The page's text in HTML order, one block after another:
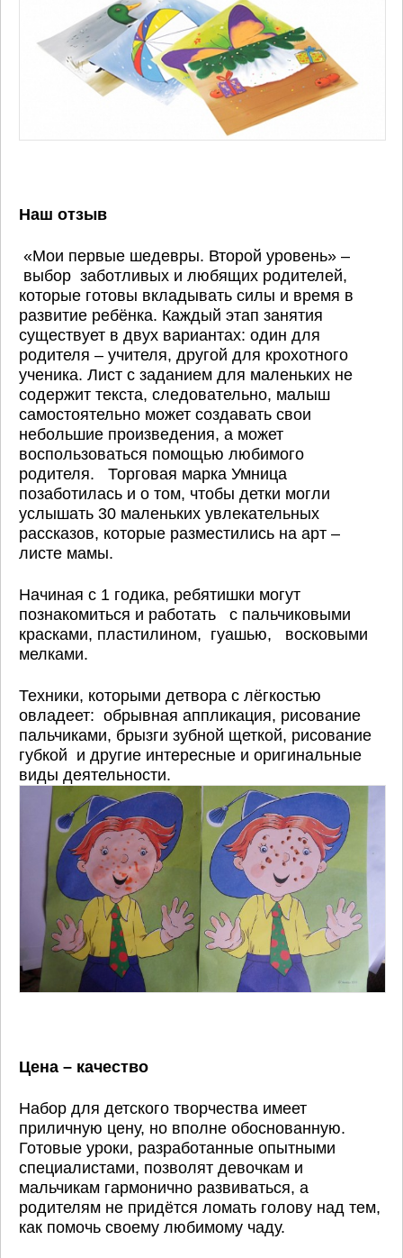
Наш отзыв
«Мои первые шедевры. Второй уровень» –
выбор заботливых и любящих родителей,
которые готовы вкладывать силы и время в
развитие ребёнка. Каждый этап занятия
существует в двух вариантах: один для
родителя – учителя, другой для крохотного
ученика. Лист с заданием для маленьких не
содержит текста, следовательно, малыш
самостоятельно может создавать свои
небольшие произведения, а может
воспользоваться помощью любимого
родителя. Торговая марка Умница
позаботилась и о том, чтобы детки могли
услышать 30 маленьких увлекательных
рассказов, которые разместились на арт –
листе мамы.
Начиная с 1 годика, ребятишки могут
познакомиться и работать с пальчиковыми
красками, пластилином, гуашью, восковыми
мелками.
Техники, которыми детвора с лёгкостью
овладеет: обрывная аппликация, рисование
пальчиками, брызги зубной щеткой, рисование
губкой и другие интересные и оригинальные
виды деятельности.
Цена – качество
Набор для детского творчества имеет
приличную цену, но вполне обоснованную.
Готовые уроки, разработанные опытными
специалистами, позволят девочкам и
мальчикам гармонично развиваться, а
родителям не придётся ломать голову над тем,
как помочь своему любимому чаду.